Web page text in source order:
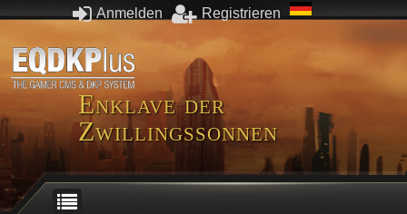
Anmelden Registrieren
Enklave der
Zwillingssonnen